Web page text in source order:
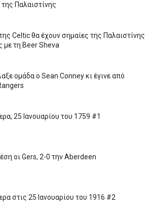
Παλαιστίνης
Celtic θα έχουν σημαίες της Παλαιστίνης
με τη Beer Sheva
ομάδα ο Sean Conney κι έγινε από
25 Ιανουαρίου του 1759 #1
οι Gers, 2-0 την Aberdeen
στις 25 Ιανουαρίου του 1916 #2